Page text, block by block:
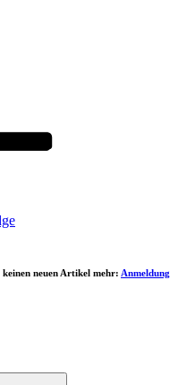
neuen Artikel mehr: Anmeldung